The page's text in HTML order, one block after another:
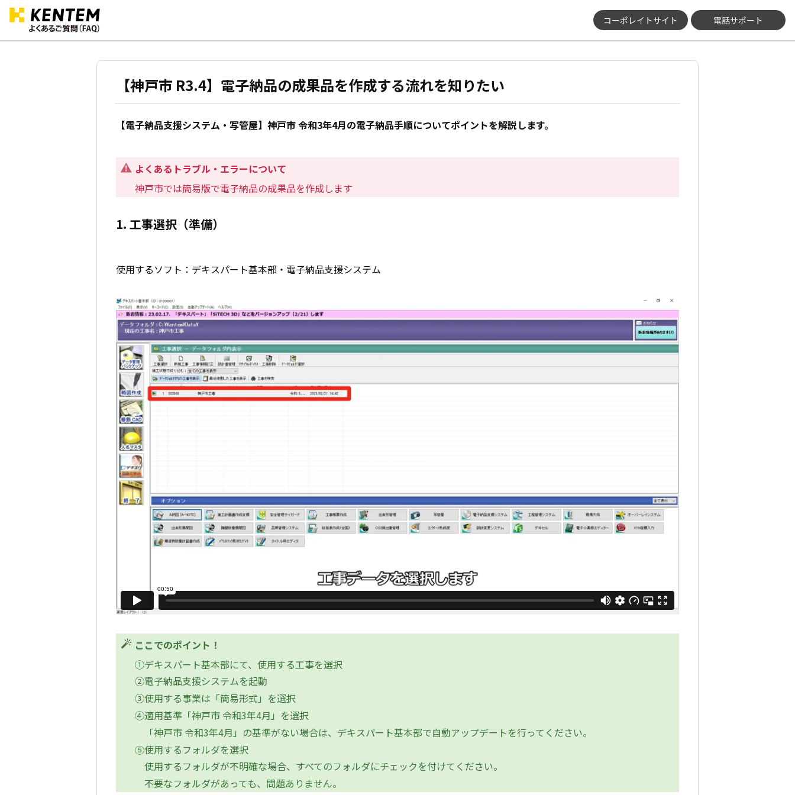
コーポレイトサイト 電話サポート
【神戸市 R3.4】電子納品の成果品を作成する流れを知りたい
【電子納品支援システム・写管屋】神戸市 令和3年4月の電子納品手順についてポイントを解説します。
よくあるトラブル・エラーについて
神戸市では簡易版で電子納品の成果品を作成します
1. 工事選択（準備）
使用するソフト：デキスパート基本部・電子納品支援システム
ここでのポイント！
①デキスパート基本部にて、使用する工事を選択
②電子納品支援システムを起動
③使用する事業は「簡易形式」を選択
④適用基準「神戸市 令和3年4月」を選択
「神戸市 令和3年4月」の基準がない場合は、デキスパート基本部で自動アップデートを行ってください。
⑤使用するフォルダを選択
使用するフォルダが不明確な場合、すべてのフォルダにチェックを付けてください。
不要なフォルダがあっても、問題ありません。